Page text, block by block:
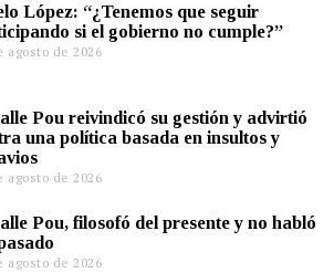
López: “¿Tenemos que seguir
si el gobierno no cumple?”
agosto de 2026
Pou reivindicó su gestión y advirtió
una política basada en insultos y
agosto de 2026
Pou, filosofó del presente y no habló
agosto de 2026